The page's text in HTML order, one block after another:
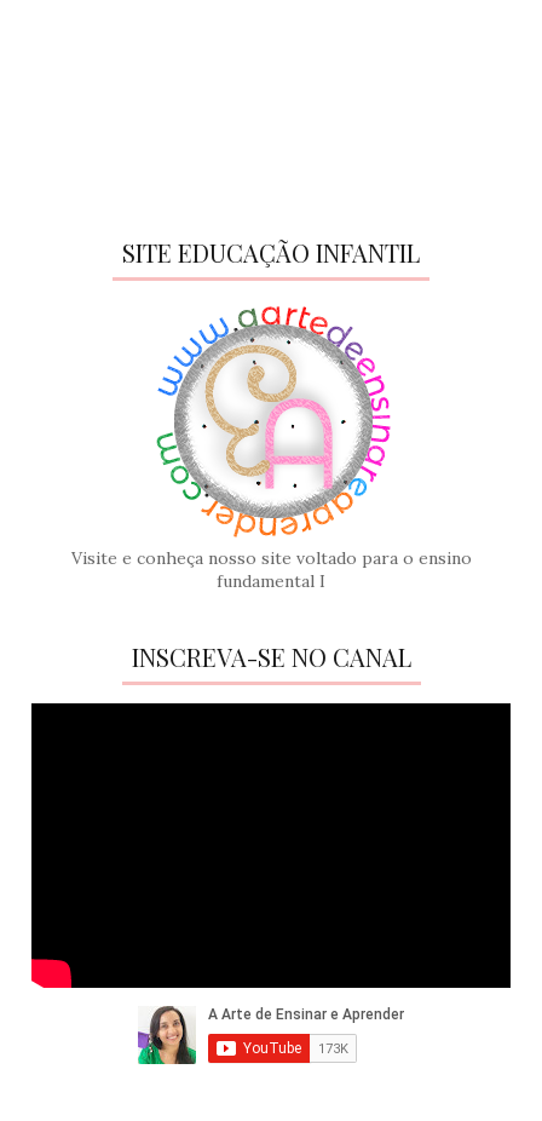
SITE EDUCAÇÃO INFANTIL
Visite e conheça nosso site voltado para o ensino
fundamental I
INSCREVA-SE NO CANAL